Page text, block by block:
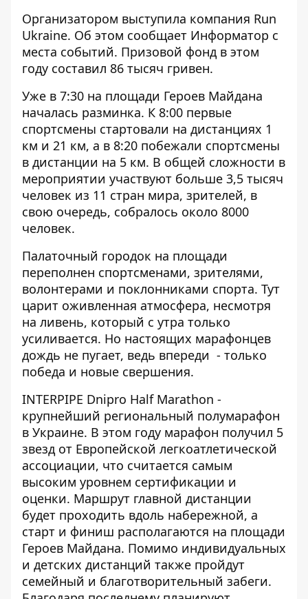
Организатором выступила компания Run
Ukraine. Об этом сообщает Информатор с
места событий. Призовой фонд в этом
году составил 86 тысяч гривен.
Уже в 7:30 на площади Героев Майдана
началась разминка. К 8:00 первые
спортсмены стартовали на дистанциях 1
км и 21 км, а в 8:20 побежали спортсмены
в дистанции на 5 км. В общей сложности в
мероприятии участвуют больше 3,5 тысяч
человек из 11 стран мира, зрителей, в
свою очередь, собралось около 8000
человек.
Палаточный городок на площади
переполнен спортсменами, зрителями,
волонтерами и поклонниками спорта. Тут
царит оживленная атмосфера, несмотря
на ливень, который с утра только
усиливается. Но настоящих марафонцев
дождь не пугает, ведь впереди - только
победа и новые свершения.
INTERPIPE Dnipro Half Marathon -
крупнейший региональный полумарафон
в Украине. В этом году марафон получил 5
звезд от Европейской легкоатлетической
ассоциации, что считается самым
высоким уровнем сертификации и
оценки. Маршрут главной дистанции
будет проходить вдоль набережной, а
старт и финиш располагаются на площади
Героев Майдана. Помимо индивидуальных
и детских дистанций также пройдут
семейный и благотворительный забеги.